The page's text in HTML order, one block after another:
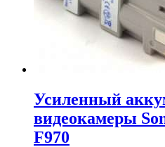
Усиленный
видеокамеры
F970